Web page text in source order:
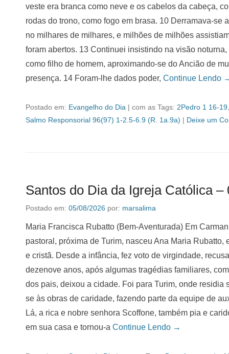
veste era branca como neve e os cabelos da cabeça,
rodas do trono, como fogo em brasa. 10 Derramava-
no milhares de milhares, e milhões de milhões
foram abertos. 13 Continuei insistindo na visão
como filho de homem, aproximando-se do Ancião de
presença. 14 Foram-lhe dados poder, Continue Lendo
Postado em: Evangelho do Dia | com as Tags: 2Pedro 1 16-19
Salmo Responsorial 96(97) 1-2.5-6.9 (R. 1a.9a) | Deixe um
Santos do Dia da Igreja Católica –
Postado em: 05/08/2026 por: marsalima
Maria Francisca Rubatto (Bem-Aventurada) Em
pastoral, próxima de Turim, nasceu Ana Maria
e cristã. Desde a infância, fez voto de virgindade,
dezenove anos, após algumas tragédias familiares,
dos pais, deixou a cidade. Foi para Turim, onde
se às obras de caridade, fazendo parte da equipe de
Lá, a rica e nobre senhora Scoffone, também pia e
em sua casa e tornou-a Continue Lendo →